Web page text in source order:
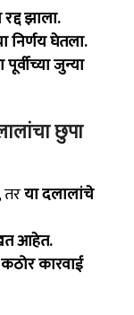
झाला.
निर्णय घेतला.
जुन्या
छुपा
या दलालांचे
आहेत.
कारवाई